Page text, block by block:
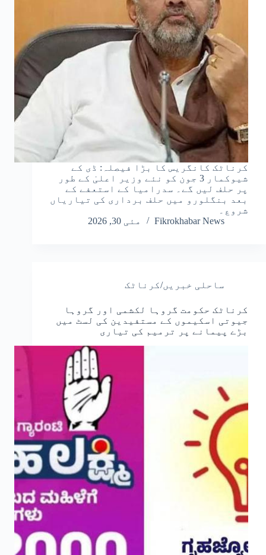
کرناٹک کانگریس کا بڑا فیصلہ: ڈی کے
شیوکمار 3 جون کو نئے وزیر اعلیٰ کے طور
پر حلف لیں گے۔ سدرامیا کے استعفے کے
بعد بنگلورو میں حلف برداری کی تیاریاں
شروع۔
Fikrokhabar News
مئی 30, 2026
ساحلی خبریں/کرناٹک
کرناٹک حکومت گروہا لکشمی اور گروہا
جیوتی اسکیموں کے مستفیدین کی لسٹ میں
بڑے پیمانے پر ترمیم کی تیاری